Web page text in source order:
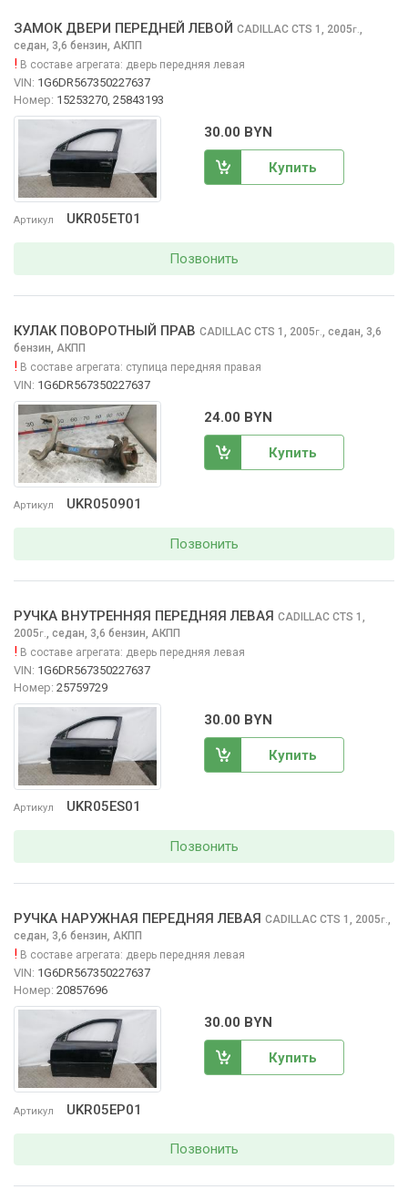
Артикул UKR05ET01
ЗАМОК ДВЕРИ ПЕРЕДНЕЙ ЛЕВОЙ CADILLAC CTS 1, 2005г.,
седан, 3,6 бензин, АКПП
! В составе агрегата: дверь передняя левая
VIN: 1G6DR567350227637
Номер: 15253270, 25843193
30.00 BYN
Купить
Позвонить
Артикул UKR050901
КУЛАК ПОВОРОТНЫЙ ПРАВ CADILLAC CTS 1, 2005г., седан, 3,6
бензин, АКПП
! В составе агрегата: ступица передняя правая
VIN: 1G6DR567350227637
24.00 BYN
Купить
Позвонить
Артикул UKR05ES01
РУЧКА ВНУТРЕННЯЯ ПЕРЕДНЯЯ ЛЕВАЯ CADILLAC CTS 1,
2005г., седан, 3,6 бензин, АКПП
! В составе агрегата: дверь передняя левая
VIN: 1G6DR567350227637
Номер: 25759729
30.00 BYN
Купить
Позвонить
Артикул UKR05EP01
РУЧКА НАРУЖНАЯ ПЕРЕДНЯЯ ЛЕВАЯ CADILLAC CTS 1, 2005г.,
седан, 3,6 бензин, АКПП
! В составе агрегата: дверь передняя левая
VIN: 1G6DR567350227637
Номер: 20857696
30.00 BYN
Купить
Позвонить